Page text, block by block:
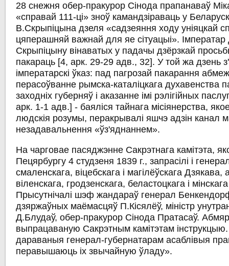
28 снежня обер-пракурор Сінода прапанаваў
«справай 111-ці» зноў камандзіраваць у
В.Скрыпіцына дзеля «садзеяння ходу уніяцкай
цяперашняй важнай для яе сітуацыі».
Скрыпіцыну вінаватых у падачы дзёрзкай
пакараць [4, арк. 29-29 адв., 32]. У той жа дзень
імператарскі ўказ: пад пагрозай пакарання
перасоўванне рымска-каталіцкага духавенства
заходніх губерняў і аказанне імі рэлігійных
арк. 1-1 адв.] - баяліся тайнага місіянерства,
людскія розумы, перакрывалі яшчэ адзін канал
незадавальнення «ўз'яднаннем».
На чарговае пасяджэнне Сакрэтнага камітэта,
Пецярбургу 4 студзеня 1839 г., запрасілі і
смаленскага, віцебскага і магілёўскага Дзякава,
віленскага, гродзенскага, беластоцкага і
Прысутнічалі шэф жандараў генерал
дзяржаўных маёмасцяў П.Кісялёў, міністр
Д.Блудаў, обер-пракурор Сінода Пратасаў.
выпрацаваную Сакрэтным камітэтам
дараваныя генерал-губернатарам асаблівыя
перавышаюць іх звычайную ўладу».